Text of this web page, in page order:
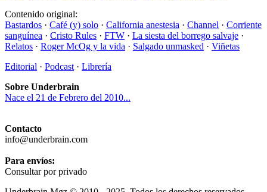
Contenido original:
Bastardos · Café (y) solo · California anestesia · Channel · Corriente
sanguínea · Cristo Rules · FTW · La siesta del borrego salvaje ·
Relatos · Roger McOg y la vida · Salgado unmasked · Viñetas
Editorial · Podcast · Librería
Sobre Underbrain
Nace el 21 de Febrero del 2010...
Contacto
info@underbrain.com
Para envíos:
Consultar por privado